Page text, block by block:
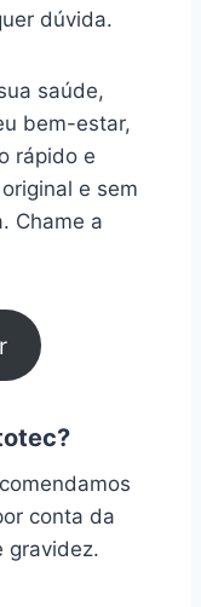
dúvida.
saúde,
bem-estar,
rápido e
e sem
Chame a
conta da
gravidez.